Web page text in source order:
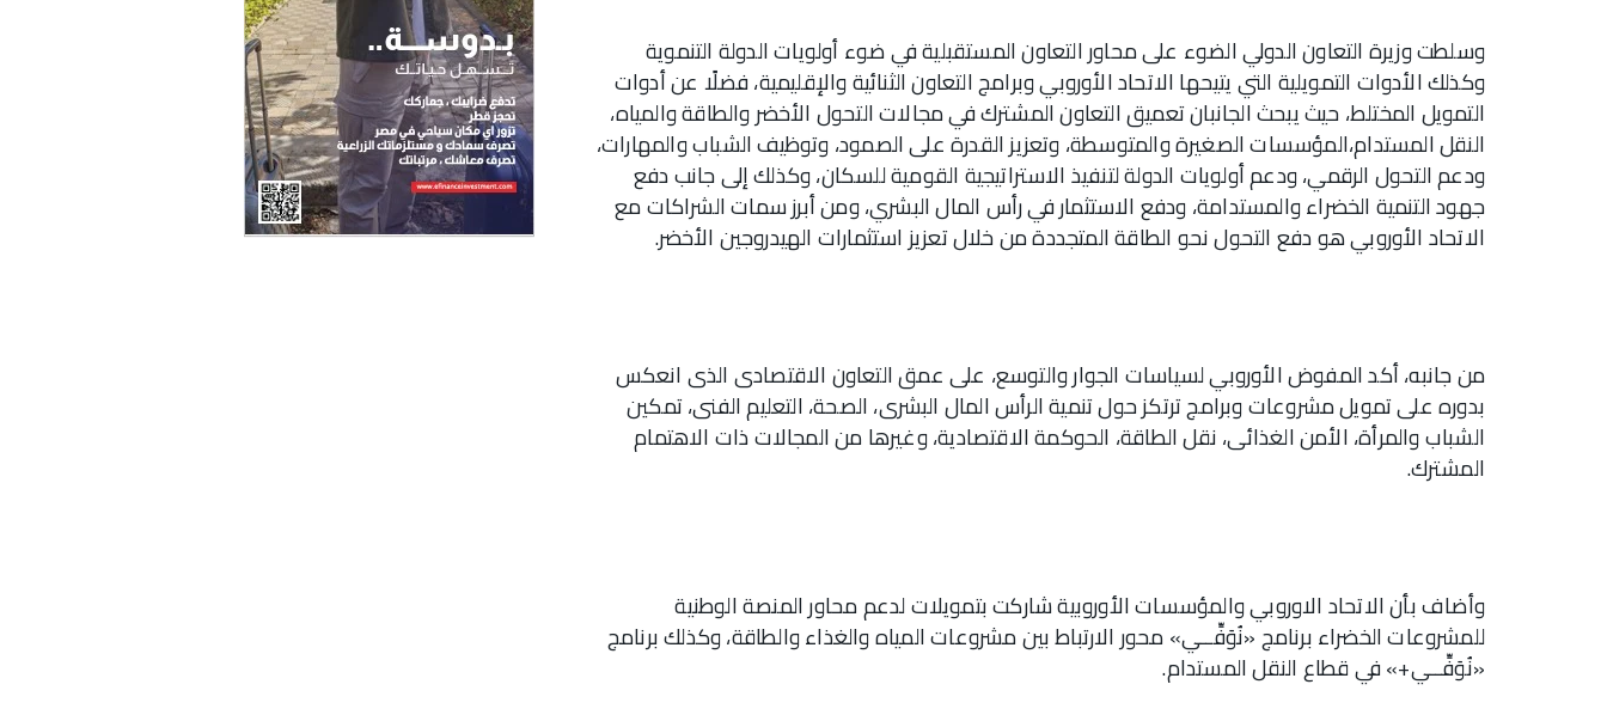
وسلطت وزيرة التعاون الدولي الضوء على محاور التعاون المستقبلية في ضوء أولويات الدولة التنموية
وكذلك الأدوات التمويلية التي يتيحها الاتحاد الأوروبي وبرامج التعاون الثنائية والإقليمية، فضلًا عن أدوات
التمويل المختلط، حيث يبحث الجانبان تعميق التعاون المشترك في مجالات التحول الأخضر والطاقة والمياه،
النقل المستدام،المؤسسات الصغيرة والمتوسطة، وتعزيز القدرة على الصمود، وتوظيف الشباب والمهارات،
ودعم التحول الرقمي، ودعم أولويات الدولة لتنفيذ الاستراتيجية القومية للسكان، وكذلك إلى جانب دفع
جهود التنمية الخضراء والمستدامة، ودفع الاستثمار في رأس المال البشري، ومن أبرز سمات الشراكات مع
الاتحاد الأوروبي هو دفع التحول نحو الطاقة المتجددة من خلال تعزيز استثمارات الهيدروجين الأخضر.
من جانبه، أكد المفوض الأوروبي لسياسات الجوار والتوسع، على عمق التعاون الاقتصادى الذى انعكس
بدوره على تمويل مشروعات وبرامج ترتكز حول تنمية الرأس المال البشرى، الصحة، التعليم الفنى، تمكين
الشباب والمرأة، الأمن الغذائى، نقل الطاقة، الحوكمة الاقتصادية، وغيرها من المجالات ذات الاهتمام
المشترك.
وأضاف بأن الاتحاد الاوروبي والمؤسسات الأوروبية شاركت بتمويلات لدعم محاور المنصة الوطنية
للمشروعات الخضراء برنامج «نُوَفِّــي» محور الارتباط بين مشروعات المياه والغذاء والطاقة، وكذلك برنامج
«نُوَفِّــي+» في قطاع النقل المستدام.